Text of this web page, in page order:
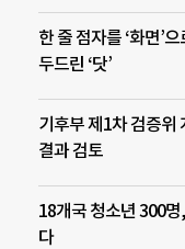
한 줄 점자를 ‘화면’
두드린 ‘닷’
기후부 제1차 검증
결과 검토
18개국 청소년 300명
다